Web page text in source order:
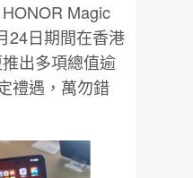
Magic
24日期間在香港
出多項總值逾
禮遇，萬勿錯